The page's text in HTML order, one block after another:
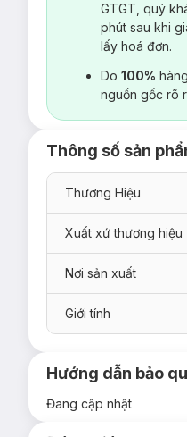
GTGT, quý
phút sau khi
lấy hoá đơn.
Do 100%
nguồn gốc rõ
Thông số sản
Thương Hiệu
Xuất xứ thương hiệu
Nơi sản xuất
Giới tính
Hướng dẫn bảo
Đang cập nhật